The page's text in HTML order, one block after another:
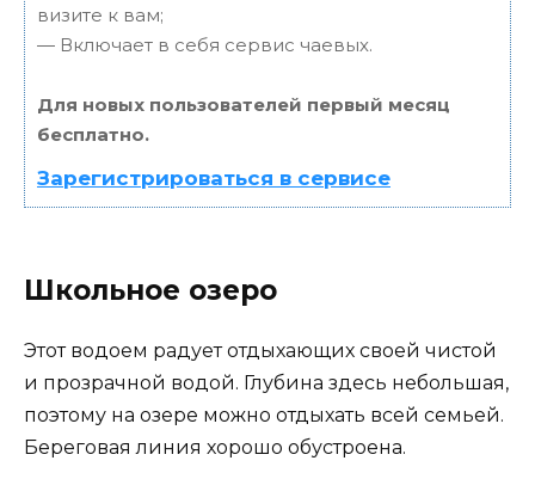
визите к вам;
— Включает в себя сервис чаевых.
Для новых пользователей первый месяц
бесплатно.
Зарегистрироваться в сервисе
Школьное озеро
Этот водоем радует отдыхающих своей чистой
и прозрачной водой. Глубина здесь небольшая,
поэтому на озере можно отдыхать всей семьей.
Береговая линия хорошо обустроена.